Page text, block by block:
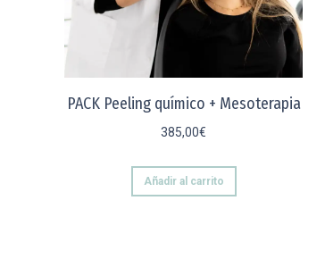
PACK Peeling químico + Mesoterapia
385,00€
Añadir al carrito